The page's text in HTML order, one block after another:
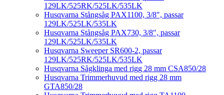
129LK/525RK/525LK/535LK
Husqvarna Stångsåg PAX1100, 3/8″, passar
129LK/525LK/535LK
Husqvarna Stångsåg PAX730, 3/8″, passar
129LK/525LK/535LK
Husqvarna Sweeper SR600-2, passar
129LK/525RK/525LK/535LK
Husqvarna Sågklinga med rigg 28 mm CSA850/28
Husqvarna Trimmerhuvud med rigg 28 mm
GTA850/28